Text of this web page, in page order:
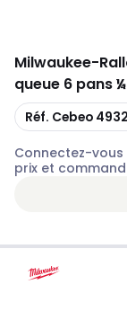
Milwaukee-
queue 6 pans
Copier
Réf. Cebeo
Connectez-
prix et